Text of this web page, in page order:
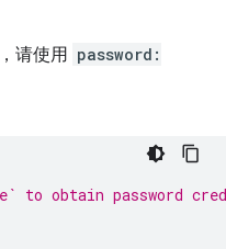
请使用 password:
to obtain password